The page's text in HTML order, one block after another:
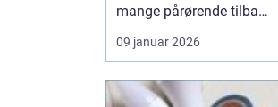
mange pårørende tilbage
med en stor praktisk
opgave oven i sorgen.
personlige ejendele og
09 januar 2026